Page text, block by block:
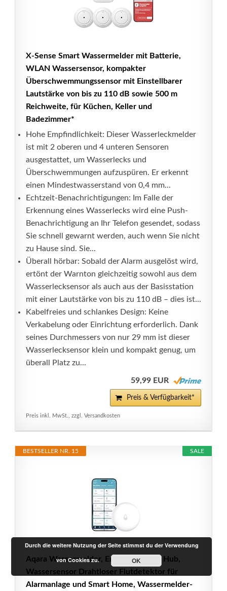
X-Sense Smart Wassermelder mit Batterie,
WLAN Wassersensor, kompakter
Überschwemmungssensor mit Einstellbarer
Lautstärke von bis zu 110 dB sowie 500 m
Reichweite, für Küchen, Keller und
Badezimmer*
Hohe Empfindlichkeit: Dieser Wasserleckmelder
ist mit 2 oberen und 4 unteren Sensoren
ausgestattet, um Wasserlecks und
Überschwemmungen aufzuspüren. Er erkennt
einen Mindestwasserstand von 0,4 mm...
Echtzeit-Benachrichtigungen: Im Falle der
Erkennung eines Wasserlecks wird eine Push-
Benachrichtigung an Ihr Telefon gesendet, sodass
Sie schnell gewarnt werden, auch wenn Sie nicht
zu Hause sind. Sie...
Überall hörbar: Sobald der Alarm ausgelöst wird,
ertönt der Warnton gleichzeitig sowohl aus dem
Wasserlecksensor als auch aus der Basisstation
mit einer Lautstärke von bis zu 110 dB – dies ist...
Kabelfreies und schlankes Design: Keine
Verkabelung oder Einrichtung erforderlich. Dank
seines Durchmessers von nur 29 mm ist dieser
Wasserlecksensor klein und kompakt genug, um
überall Platz zu...
59,99 EUR
Preis & Verfügbarkeit*
Preis inkl. MwSt., zzgl. Versandkosten
SALE
BESTSELLER NR. 15
Aqara Wassermelder, Erfordert Aqara Hub,
Wassersensor Drahtloser Flutdetektor für
Alarmanlage und Smart Home, Wassermelder-
Durch die weitere Nutzung der Seite stimmst du der Verwendung
von Cookies zu.
OK